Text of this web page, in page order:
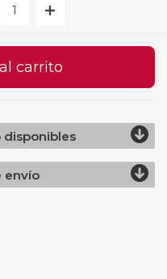
carrito
disponibles
envío